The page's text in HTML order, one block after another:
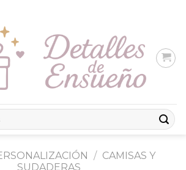
/ CAMISAS Y
SUDADERAS